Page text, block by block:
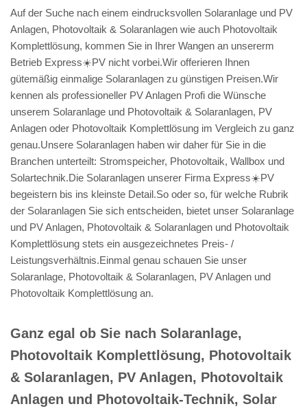
Auf der Suche nach einem eindrucksvollen Solaranlage und PV
Anlagen, Photovoltaik & Solaranlagen wie auch Photovoltaik
Komplettlösung, kommen Sie in Ihrer Wangen an unsererm
Betrieb Express☀️PV️ nicht vorbei.Wir offerieren Ihnen
gütemäßig einmalige Solaranlagen zu günstigen Preisen.Wir
kennen als professioneller PV Anlagen Profi die Wünsche
unserem Solaranlage und Photovoltaik & Solaranlagen, PV
Anlagen oder Photovoltaik Komplettlösung im Vergleich zu ganz
genau.Unsere Solaranlagen haben wir daher für Sie in die
Branchen unterteilt: Stromspeicher, Photovoltaik, Wallbox und
Solartechnik.Die Solaranlagen unserer Firma Express☀️PV️
begeistern bis ins kleinste Detail.So oder so, für welche Rubrik
der Solaranlagen Sie sich entscheiden, bietet unser Solaranlage
und PV Anlagen, Photovoltaik & Solaranlagen und Photovoltaik
Komplettlösung stets ein ausgezeichnetes Preis- /
Leistungsverhältnis.Einmal genau schauen Sie unser
Solaranlage, Photovoltaik & Solaranlagen, PV Anlagen und
Photovoltaik Komplettlösung an.
Ganz egal ob Sie nach Solaranlage,
Photovoltaik Komplettlösung, Photovoltaik
& Solaranlagen, PV Anlagen, Photovoltaik
Anlagen und Photovoltaik-Technik, Solar